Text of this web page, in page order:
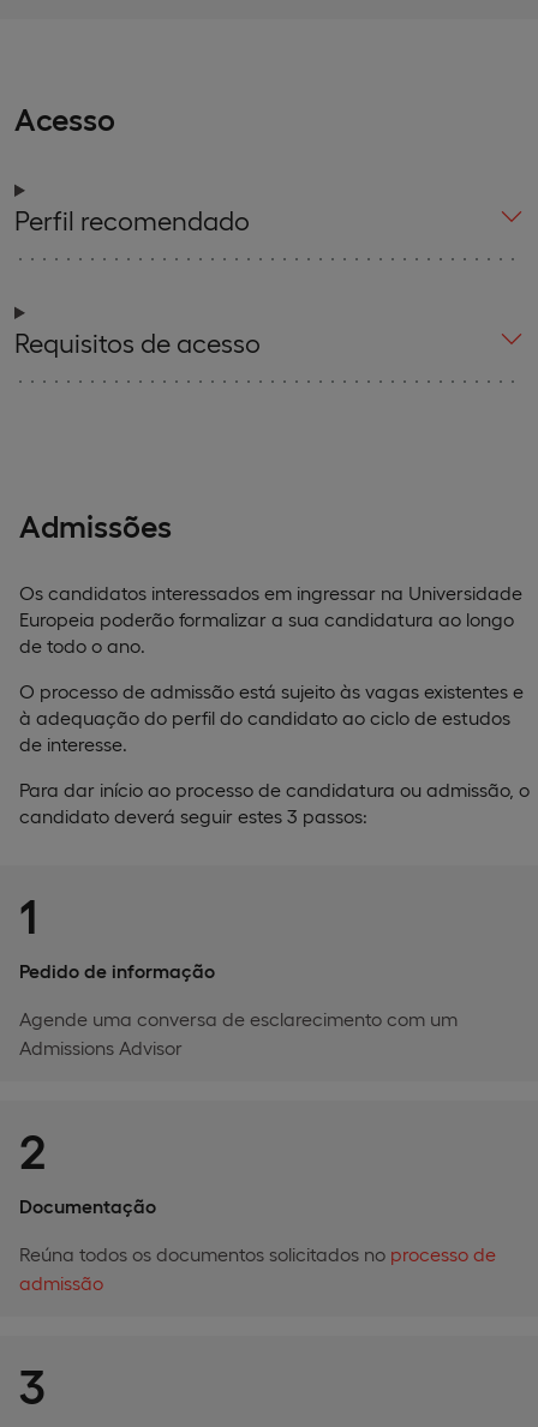
Acesso
Perfil recomendado
Requisitos de acesso
Admissões
Os candidatos interessados em ingressar na Universidade
Europeia poderão formalizar a sua candidatura ao longo
de todo o ano.
O processo de admissão está sujeito às vagas existentes e
à adequação do perfil do candidato ao ciclo de estudos
de interesse.
Para dar início ao processo de candidatura ou admissão, o
candidato deverá seguir estes 3 passos:
1
Pedido de informação
Agende uma conversa de esclarecimento com um
Admissions Advisor
2
Documentação
Reúna todos os documentos solicitados no processo de
admissão
3